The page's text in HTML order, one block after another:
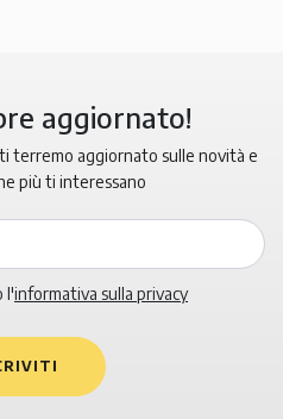
aggiornato!
terremo aggiornato sulle novità e
più ti interessano
l'informativa sulla privacy